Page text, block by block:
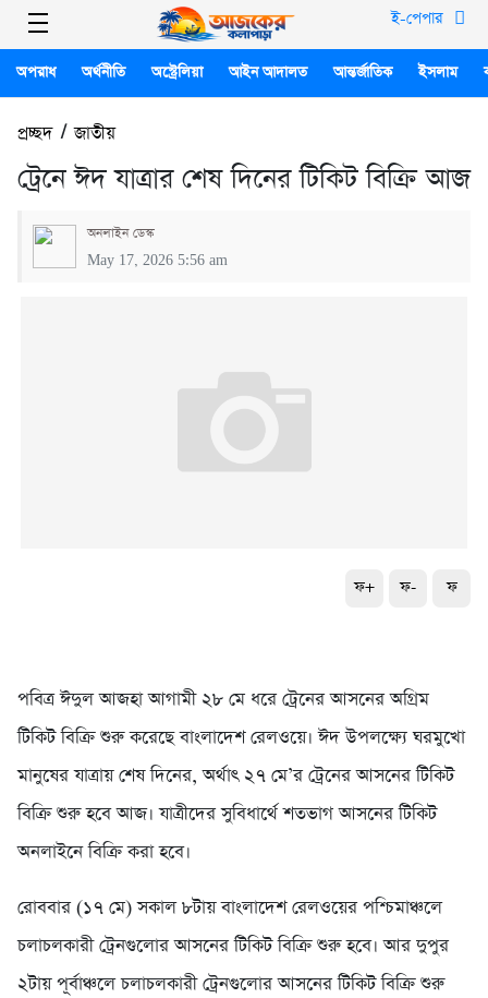
ই-পেপার
অপরাধ অর্থনীতি অস্ট্রেলিয়া আইন আদালত আন্তর্জাতিক ইসলাম
প্রচ্ছদ/জাতীয়
ট্রেনে ঈদ যাত্রার শেষ দিনের টিকিট বিক্রি আজ
অনলাইন ডেস্ক
May 17, 2026 5:56 am
ফ+ ফ- ফ
পবিত্র ঈদুল আজহা আগামী ২৮ মে ধরে ট্রেনের আসনের অগ্রিম
টিকিট বিক্রি শুরু করেছে বাংলাদেশ রেলওয়ে। ঈদ উপলক্ষ্যে ঘরমুখো
মানুষের যাত্রায় শেষ দিনের, অর্থাৎ ২৭ মে’র ট্রেনের আসনের টিকিট
বিক্রি শুরু হবে আজ। যাত্রীদের সুবিধার্থে শতভাগ আসনের টিকিট
অনলাইনে বিক্রি করা হবে।
রোববার (১৭ মে) সকাল ৮টায় বাংলাদেশ রেলওয়ের পশ্চিমাঞ্চলে
চলাচলকারী ট্রেনগুলোর আসনের টিকিট বিক্রি শুরু হবে। আর দুপুর
২টায় পূর্বাঞ্চলে চলাচলকারী ট্রেনগুলোর আসনের টিকিট বিক্রি শুরু